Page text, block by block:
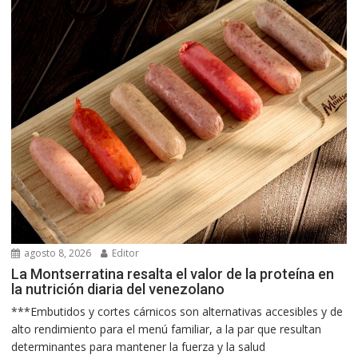
agosto 8, 2026 Editor
La Montserratina resalta el valor de la proteína en
la nutrición diaria del venezolano
***Embutidos y cortes cárnicos son alternativas accesibles y de
alto rendimiento para el menú familiar, a la par que resultan
determinantes para mantener la fuerza y la salud